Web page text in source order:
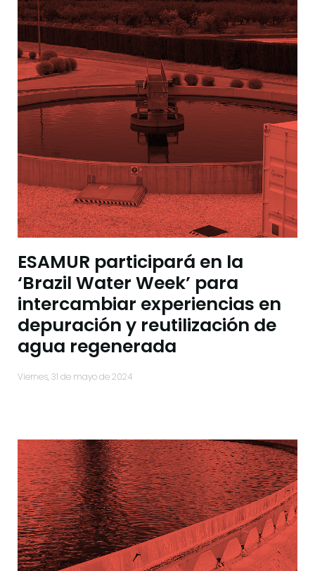
ESAMUR participará en la
‘Brazil Water Week’ para
intercambiar experiencias en
depuración y reutilización de
agua regenerada
viernes, 31 de mayo de 2024